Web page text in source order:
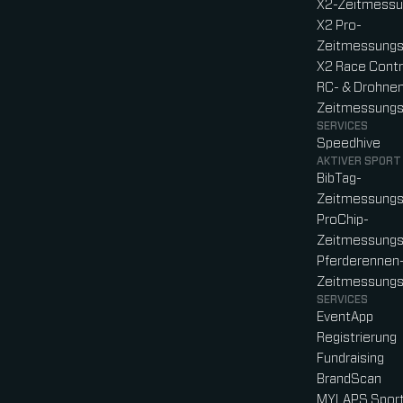
X2-
X2 Pro-
X2 Race
RC- &
SERVICES
Speedhive
AKTIVER SPORT
BibTag-
ProChip-
Pferderennen-
SERVICES
EventApp
Registrierung
Fundraising
BrandScan
MYLAPS